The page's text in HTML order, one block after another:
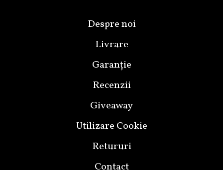
Despre noi
Livrare
Garanție
Recenzii
Giveaway
Utilizare Cookie
Retururi
Contact